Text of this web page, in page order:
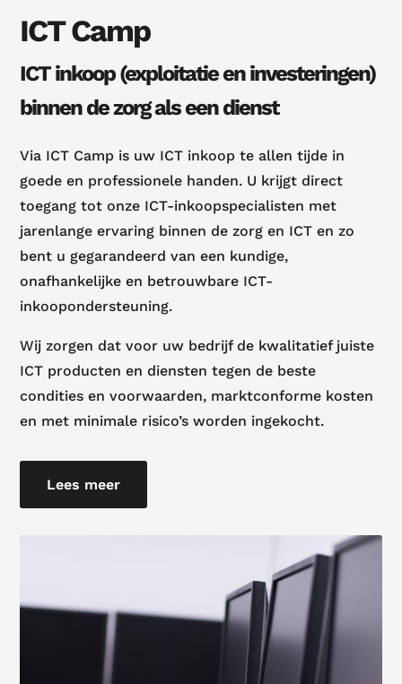
ICT Camp
ICT inkoop (exploitatie en investeringen)
binnen de zorg als een dienst
Via ICT Camp is uw ICT inkoop te allen tijde in
goede en professionele handen. U krijgt direct
toegang tot onze ICT-inkoopspecialisten met
jarenlange ervaring binnen de zorg en ICT en zo
bent u gegarandeerd van een kundige,
onafhankelijke en betrouwbare ICT-
inkoopondersteuning.
Wij zorgen dat voor uw bedrijf de kwalitatief juiste
ICT producten en diensten tegen de beste
condities en voorwaarden, marktconforme kosten
en met minimale risico’s worden ingekocht.
Lees meer